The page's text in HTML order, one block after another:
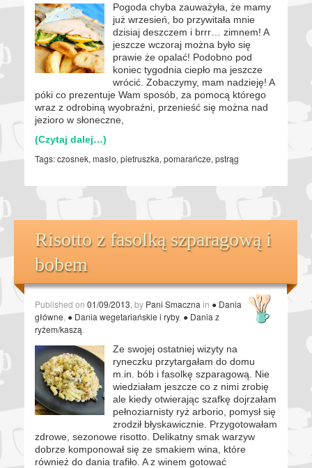
Pogoda chyba zauważyła, że mamy
już wrzesień, bo przywitała mnie
dzisiaj deszczem i brrr… zimnem! A
jeszcze wczoraj można było się
prawie że opalać! Podobno pod
koniec tygodnia ciepło ma jeszcze
wrócić. Zobaczymy, mam nadzieję! A
póki co prezentuje Wam sposób, za pomocą którego
wraz z odrobiną wyobraźni, przenieść się można nad
jezioro w słoneczne,
(Czytaj dalej…)
Tags:czosnek, masło, pietruszka, pomarańcze, pstrąg
Risotto z fasolką szparagową i
bobem
Published on 01/09/2013 , by Pani Smaczna in ● Dania
główne ● Dania wegetariańskie i ryby, ● Dania z
ryżem/kaszą
Ze swojej ostatniej wizyty na
ryneczku przytargałam do domu
m.in. bób i fasolkę szparagową. Nie
wiedziałam jeszcze co z nimi zrobię
ale kiedy otwierając szafkę dojrzałam
pełnoziarnisty ryż arborio, pomysł się
zrodził błyskawicznie. Przygotowałam
zdrowe, sezonowe risotto. Delikatny smak warzyw
dobrze komponował się ze smakiem wina, które
również do dania trafiło. A z winem gotować